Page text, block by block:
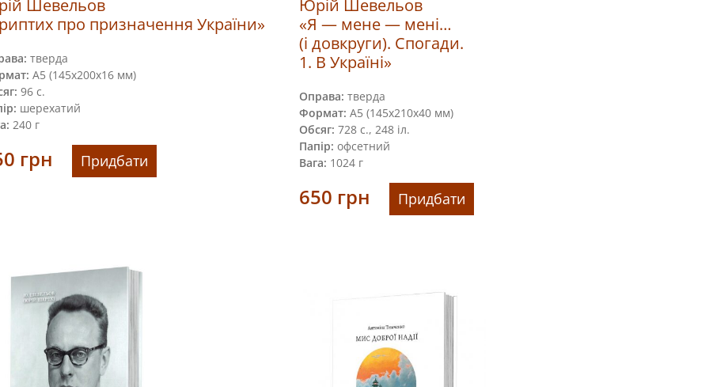
Шевельов
про призначення України»
тверда
А5 (145х200х16 мм)
96 с.
шерехатий
240 г
грн Придбати
Юрій Шевельов
«Я — мене — мені…
(і довкруги). Спогади.
1. В Україні»
Оправа: тверда
Формат: А5 (145х210х40 мм)
Обсяг: 728 с., 248 іл.
Папір: офсетний
Вага: 1024 г
650 грн Придбати